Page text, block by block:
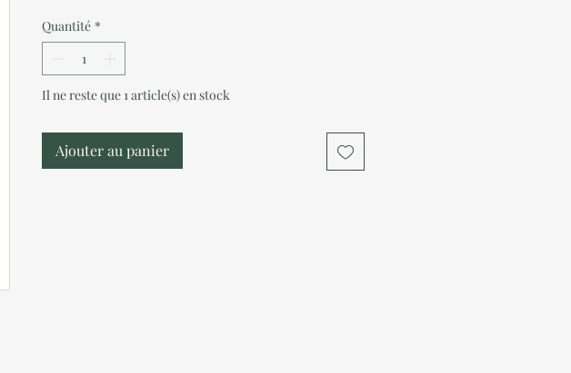
Quantité *
Il ne reste que 1 article(s) en stock
Ajouter au panier